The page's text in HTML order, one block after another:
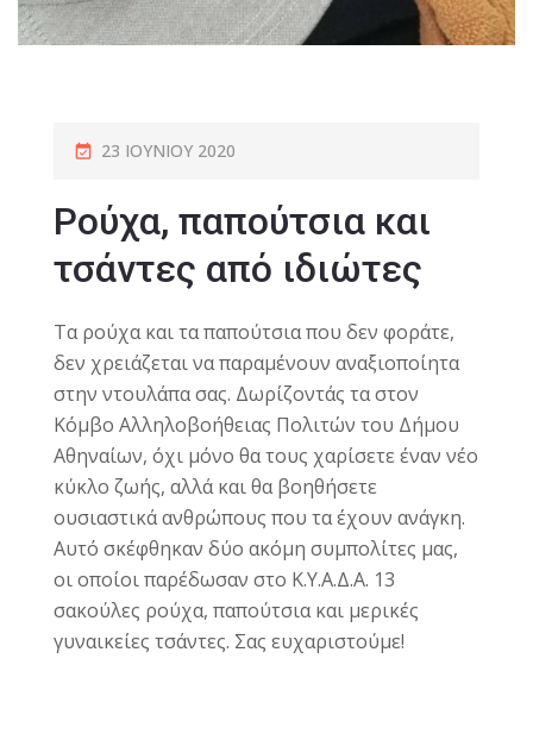
23 ΙΟΥΝΊΟΥ 2020
Ρούχα, παπούτσια και
τσάντες από ιδιώτες
Τα ρούχα και τα παπούτσια που δεν φοράτε,
δεν χρειάζεται να παραμένουν αναξιοποίητα
στην ντουλάπα σας. Δωρίζοντάς τα στον
Κόμβο Αλληλοβοήθειας Πολιτών του Δήμου
Αθηναίων, όχι μόνο θα τους χαρίσετε έναν νέο
κύκλο ζωής, αλλά και θα βοηθήσετε
ουσιαστικά ανθρώπους που τα έχουν ανάγκη.
Αυτό σκέφθηκαν δύο ακόμη συμπολίτες μας,
οι οποίοι παρέδωσαν στο Κ.Υ.Α.Δ.Α. 13
σακούλες ρούχα, παπούτσια και μερικές
γυναικείες τσάντες. Σας ευχαριστούμε!